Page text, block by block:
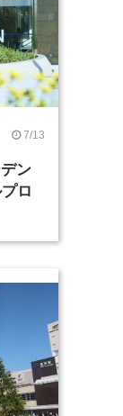
7/13
ン
ロ